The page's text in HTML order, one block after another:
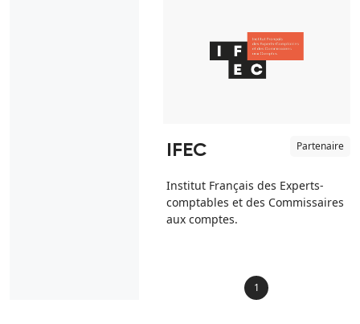
IFEC Partenaire
Institut Français des Experts-
comptables et des Commissaires
aux comptes.
1